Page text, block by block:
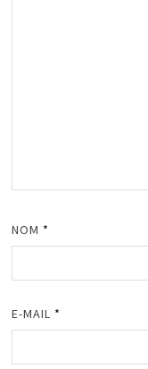
NOM *
E-MAIL *